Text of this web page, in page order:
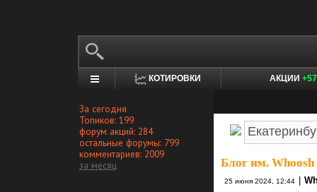
КОТИРОВКИ АКЦИИ +57
За сегодня
Топиков: 199
форум акций: 284
остальные форумы: 799
комментариев: 2009
за месяц
Блог им. Whoosh|
25 июня 2024, 12:44